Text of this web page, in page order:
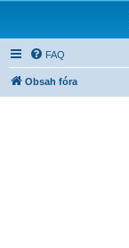
FAQ
Obsah fóra